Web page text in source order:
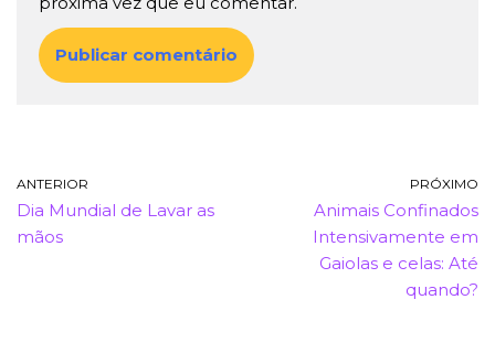
ANTERIOR
Dia Mundial de Lavar as
mãos
PRÓXIMO
Animais Confinados
Intensivamente em
Gaiolas e celas: Até
quando?